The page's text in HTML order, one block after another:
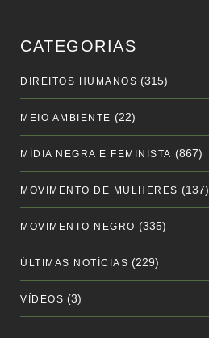
CATEGORIAS
DIREITOS HUMANOS (315)
MEIO AMBIENTE (22)
MÍDIA NEGRA E FEMINISTA (867)
MOVIMENTO DE MULHERES (137)
MOVIMENTO NEGRO (335)
ÚLTIMAS NOTÍCIAS (229)
VÍDEOS (3)